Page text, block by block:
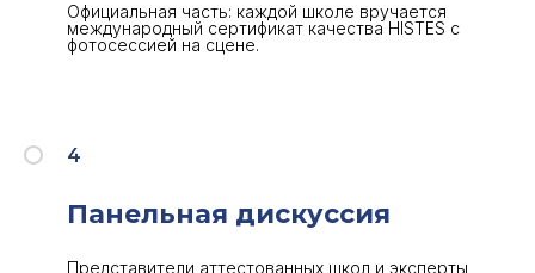
Официальная часть: каждой школе вручается
международный сертификат качества HISTES с
фотосессией на сцене.
4
Панельная дискуссия
Представители аттестованных школ и эксперты